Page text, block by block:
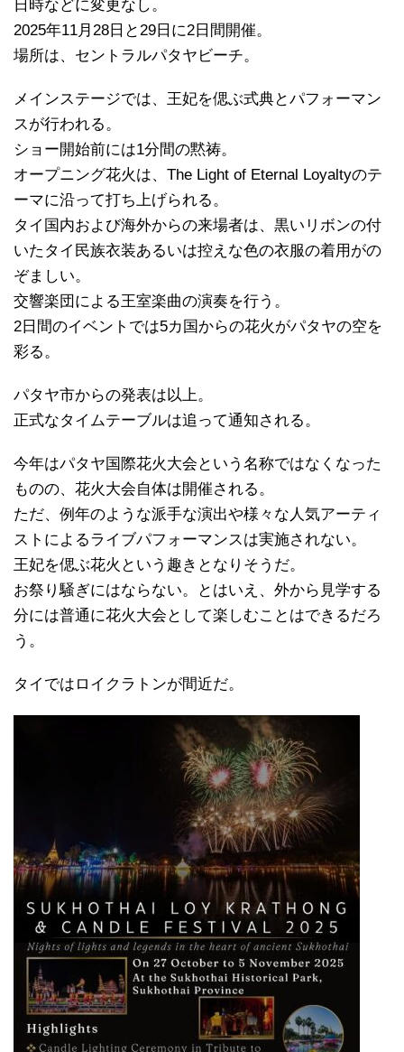
日時などに変更なし。
2025年11月28日と29日に2日間開催。
場所は、セントラルパタヤビーチ。
メインステージでは、王妃を偲ぶ式典とパフォーマン
スが行われる。
ショー開始前には1分間の黙祷。
オープニング花火は、The Light of Eternal Loyaltyのテ
ーマに沿って打ち上げられる。
タイ国内および海外からの来場者は、黒いリボンの付
いたタイ民族衣装あるいは控えな色の衣服の着用がの
ぞましい。
交響楽団による王室楽曲の演奏を行う。
2日間のイベントでは5カ国からの花火がパタヤの空を
彩る。
パタヤ市からの発表は以上。
正式なタイムテーブルは追って通知される。
今年はパタヤ国際花火大会という名称ではなくなった
ものの、花火大会自体は開催される。
ただ、例年のような派手な演出や様々な人気アーティ
ストによるライブパフォーマンスは実施されない。
王妃を偲ぶ花火という趣きとなりそうだ。
お祭り騒ぎにはならない。とはいえ、外から見学する
分には普通に花火大会として楽しむことはできるだろ
う。
タイではロイクラトンが間近だ。